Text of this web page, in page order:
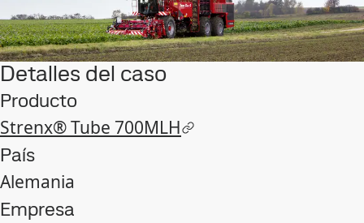
Detalles del caso
Producto
Strenx® Tube 700MLH
País
Alemania
Empresa